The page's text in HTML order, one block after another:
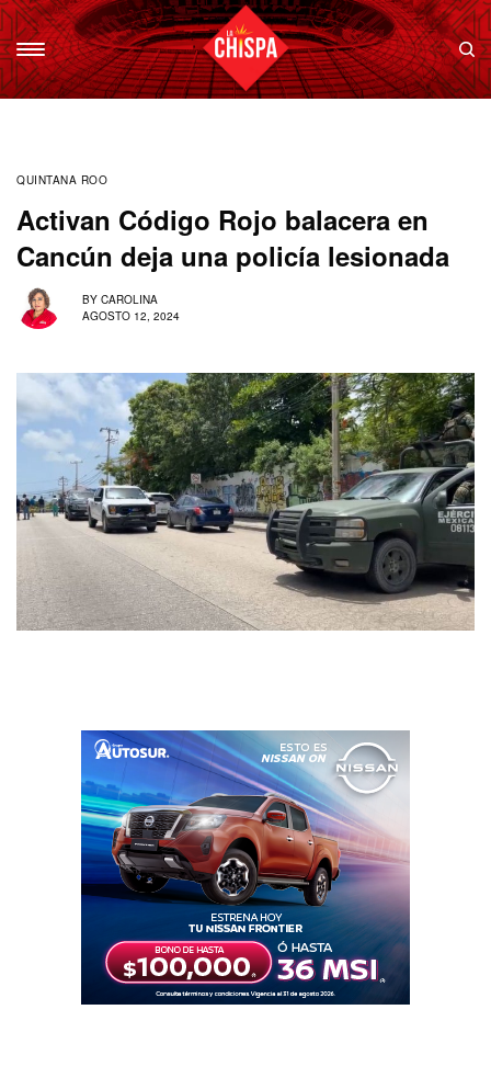
QUINTANA ROO
Activan Código Rojo balacera en
Cancún deja una policía lesionada
BY CAROLINA
AGOSTO 12, 2024